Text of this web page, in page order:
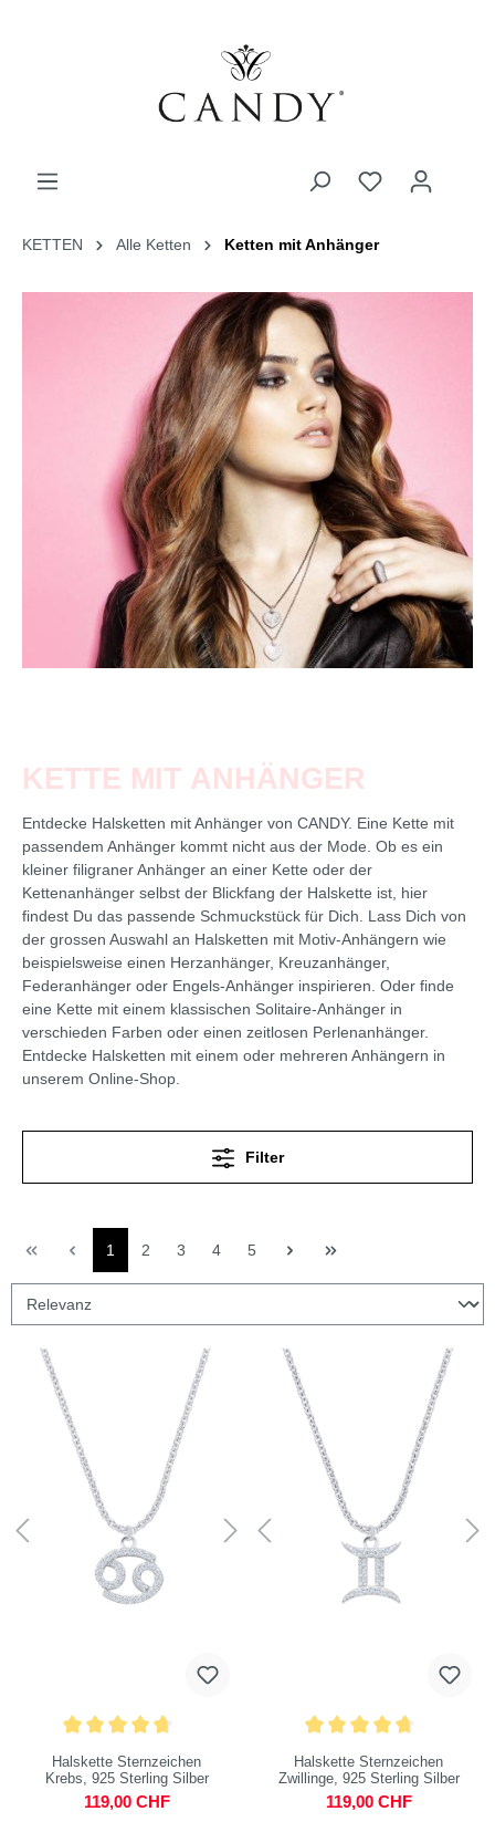
KETTEN Alle Ketten Ketten mit Anhänger
KETTE MIT ANHÄNGER
Entdecke Halsketten mit Anhänger von CANDY. Eine Kette mit
passendem Anhänger kommt nicht aus der Mode. Ob es ein
kleiner filigraner Anhänger an einer Kette oder der
Kettenanhänger selbst der Blickfang der Halskette ist, hier
findest Du das passende Schmuckstück für Dich. Lass Dich von
der grossen Auswahl an Halsketten mit Motiv-Anhängern wie
beispielsweise einen Herzanhänger, Kreuzanhänger,
Federanhänger oder Engels-Anhänger inspirieren. Oder finde
eine Kette mit einem klassischen Solitaire-Anhänger in
verschieden Farben oder einen zeitlosen Perlenanhänger.
Entdecke Halsketten mit einem oder mehreren Anhängern in
unserem Online-Shop.
Filter
1 2 3 4 5
Halskette Sternzeichen
Krebs, 925 Sterling Silber
119,00 CHF
Halskette Sternzeichen
Zwillinge, 925 Sterling Silber
119,00 CHF